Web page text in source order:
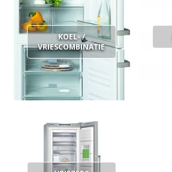
KOEL- /
VRIESCOMBINATIE